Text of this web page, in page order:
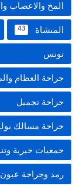
المخ والاعصاب
المنشاة 43
تونس
جراحة العظام
جراحة تجميل
جراحة مسالك
جمعيات خيرية
رمد وجراحة عيون